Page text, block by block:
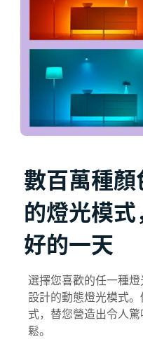
數百萬種
的燈光模
好的一天
選擇您喜歡的任一種
設計的動態燈光模式
式，替您營造出令人
鬆。